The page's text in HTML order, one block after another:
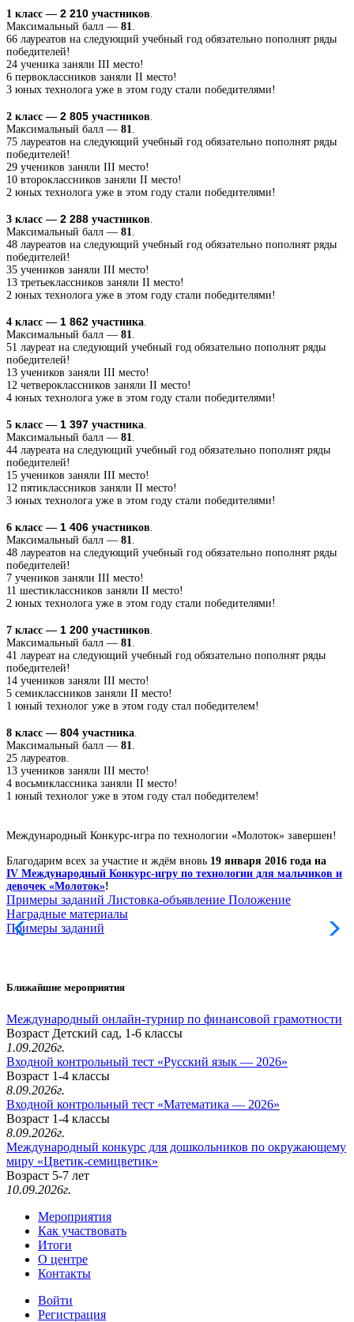
1 класс — 2 210 участников.
Максимальный балл — 81.
66 лауреатов на следующий учебный год обязательно пополнят ряды
победителей!
24 ученика заняли III место!
6 первоклассников заняли II место!
3 юных технолога уже в этом году стали победителями!
2 класс — 2 805 участников.
Максимальный балл — 81.
75 лауреатов на следующий учебный год обязательно пополнят ряды
победителей!
29 учеников заняли III место!
10 второклассников заняли II место!
2 юных технолога уже в этом году стали победителями!
3 класс — 2 288 участников.
Максимальный балл — 81.
48 лауреатов на следующий учебный год обязательно пополнят ряды
победителей!
35 учеников заняли III место!
13 третьеклассников заняли II место!
2 юных технолога уже в этом году стали победителями!
4 класс — 1 862 участника.
Максимальный балл — 81.
51 лауреат на следующий учебный год обязательно пополнят ряды
победителей!
13 учеников заняли III место!
12 четвероклассников заняли II место!
4 юных технолога уже в этом году стали победителями!
5 класс — 1 397 участника.
Максимальный балл — 81.
44 лауреата на следующий учебный год обязательно пополнят ряды
победителей!
15 учеников заняли III место!
12 пятиклассников заняли II место!
3 юных технолога уже в этом году стали победителями!
6 класс — 1 406 участников.
Максимальный балл — 81.
48 лауреатов на следующий учебный год обязательно пополнят ряды
победителей!
7 учеников заняли III место!
11 шестиклассников заняли II место!
2 юных технолога уже в этом году стали победителями!
7 класс — 1 200 участников.
Максимальный балл — 81.
41 лауреат на следующий учебный год обязательно пополнят ряды
победителей!
14 учеников заняли III место!
5 семиклассников заняли II место!
1 юный технолог уже в этом году стал победителем!
8 класс — 804 участника.
Максимальный балл — 81.
25 лауреатов.
13 учеников заняли III место!
4 восьмиклассника заняли II место!
1 юный технолог уже в этом году стал победителем!
Международный Конкурс-игра по технологии «Молоток» завершен!
Благодарим всех за участие и ждём вновь 19 января 2016 года на
IV Международный Конкурс-игру по технологии для мальчиков и
девочек «Молоток»!
Примеры заданий Листовка-объявление Положение
Наградные материалы
Примеры заданий
Ближайшие мероприятия
Международный онлайн-турнир по финансовой грамотности
Возраст Детский сад, 1-6 классы
1.09.2026г.
Входной контрольный тест «Русский язык — 2026»
Возраст 1-4 классы
8.09.2026г.
Входной контрольный тест «Математика — 2026»
Возраст 1-4 классы
8.09.2026г.
Международный конкурс для дошкольников по окружающему
миру «Цветик-семицветик»
Возраст 5-7 лет
10.09.2026г.
Мероприятия
Как участвовать
Итоги
О центре
Контакты
Войти
Регистрация